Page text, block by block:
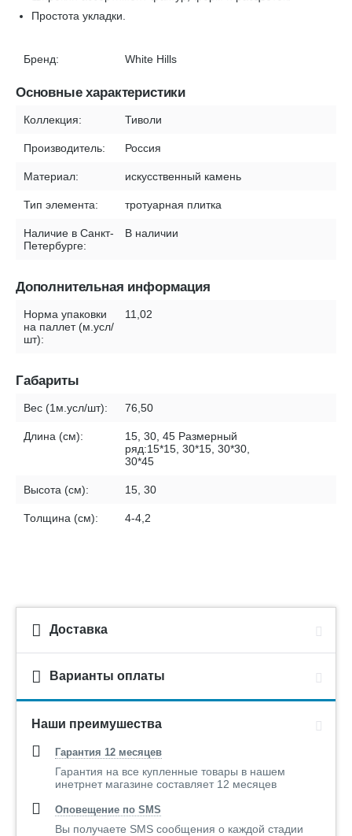
Простота укладки.
Бренд: White Hills
Основные характеристики
Коллекция: Тиволи
Производитель: Россия
Материал: искусственный камень
Тип элемента: тротуарная плитка
Наличие в Санкт-
Петербурге:
В наличии
Дополнительная информация
Норма упаковки
на паллет (м.усл/
шт):
11,02
Габариты
Вес (1м.усл/шт): 76,50
Длина (см):
15, 30, 45 Размерный
ряд:15*15, 30*15, 30*30,
30*45
Высота (см): 15, 30
Толщина (см): 4-4,2
Доставка
Варианты оплаты
Наши преимушества
Гарантия 12 месяцев
Гарантия на все купленные товары в нашем
инетрнет магазине составляет 12 месяцев
Оповещение по SMS
Вы получаете SMS сообщения о каждой стадии